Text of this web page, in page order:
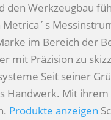
den Werkzeugbau
im Bereich der
mit Präzision zu
Seit seiner
Handwerk. Mit
Produkte anzeigen